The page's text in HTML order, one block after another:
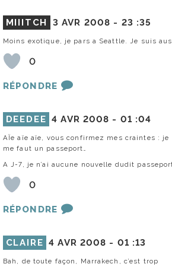
MIIITCH 3 AVR 2008 - 23 :35
Moins exotique, je pars a Seattle. Je suis
0
RÉPONDRE
DEEDEE 4 AVR 2008 - 01 :04
AÏe aïe aïe, vous confirmez mes craintes :
me faut un passeport…
A J-7, je n’ai aucune nouvelle dudit
0
RÉPONDRE
CLAIRE 4 AVR 2008 - 01 :13
Bah, de toute façon, Marrakech, c’est trop